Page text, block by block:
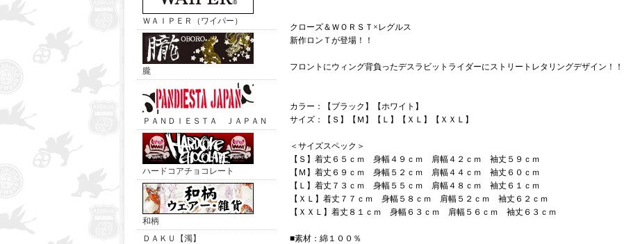
ＷＡＩＰＥＲ（ワイパー）
朧
ＰＡＮＤＩＥＳＴＡ ＪＡＰＡＮ
ハードコアチョコレート
和柄
ＤＡＫＵ【濁】
クローズ＆ＷＯＲＳＴ×レグルス
新作ロンＴが登場！！
フロントにウィング背負ったデスラビットライダーにストリートレタリングデザイン！！
カラー：【ブラック】【ホワイト】
サイズ：【Ｓ】【Ｍ】【Ｌ】【ＸＬ】【ＸＸＬ】
＜サイズスペック＞
【Ｓ】着丈６５ｃｍ 身幅４９ｃｍ 肩幅４２ｃｍ 袖丈５９ｃｍ
【Ｍ】着丈６９ｃｍ 身幅５２ｃｍ 肩幅４４ｃｍ 袖丈６０ｃｍ
【Ｌ】着丈７３ｃｍ 身幅５５ｃｍ 肩幅４８ｃｍ 袖丈６１ｃｍ
【ＸＬ】着丈７７ｃｍ 身幅５８ｃｍ 肩幅５２ｃｍ 袖丈６２ｃｍ
【ＸＸＬ】着丈８１ｃｍ 身幅６３ｃｍ 肩幅５６ｃｍ 袖丈６３ｃｍ
■素材：綿１００％